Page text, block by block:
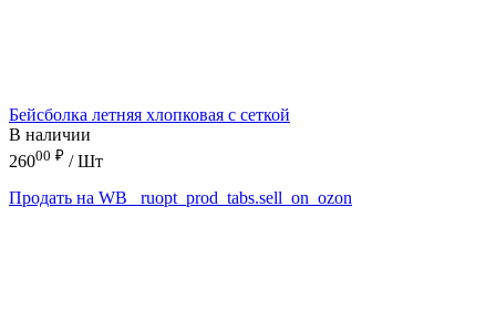
Бейсболка летняя хлопковая с сеткой
В наличии
26000 ₽ / Шт
Продать на WB
_ruopt_prod_tabs.sell_on_ozon